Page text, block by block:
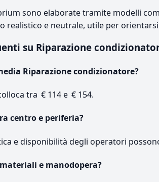
sono elaborate tramite modelli
realistico e neutrale, utile per
su Riparazione
Riparazione condizionatore?
tra € 114 e € 154.
centro e periferia?
e disponibilità degli operatori
e manodopera?